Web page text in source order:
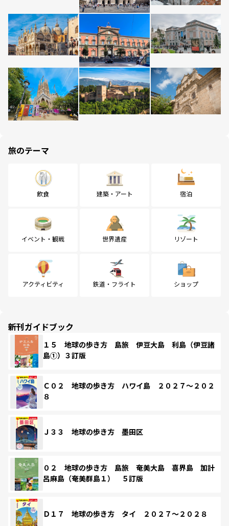
旅のテーマ
飲食 建築・アート 宿泊
イベント・観戦 世界遺産 リゾート
アクティビティ 鉄道・フライト ショップ
新刊ガイドブック
１５ 地球の歩き方 島旅 伊豆大島 利島（伊豆諸
島①）３訂版
Ｃ０２ 地球の歩き方 ハワイ島 ２０２７～２０２
８
Ｊ３３ 地球の歩き方 墨田区
０２ 地球の歩き方 島旅 奄美大島 喜界島 加計
呂麻島（奄美群島１） ５訂版
Ｄ１７ 地球の歩き方 タイ ２０２７～２０２８